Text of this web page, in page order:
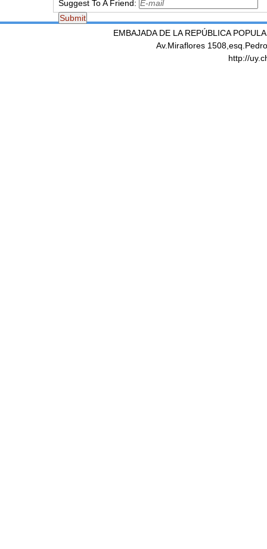
Suggest To A Friend:
EMBAJADA DE LA REPÚBLICA
Av.Miraflores
http://